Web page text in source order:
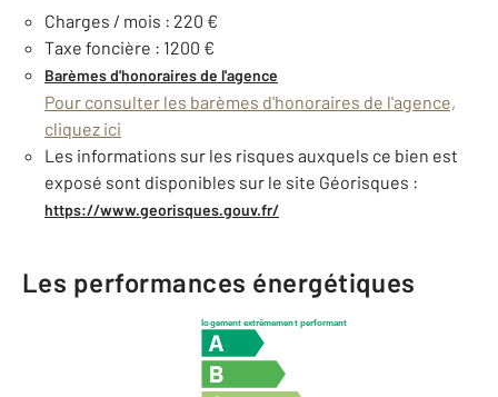
Charges / mois : 220 €
Taxe foncière : 1200 €
Barèmes d'honoraires de l'agence
Pour consulter les barèmes d'honoraires de l'agence,
cliquez ici
Les informations sur les risques auxquels ce bien est
exposé sont disponibles sur le site Géorisques :
https://www.georisques.gouv.fr/
Les performances énergétiques
logement extrêmement performant